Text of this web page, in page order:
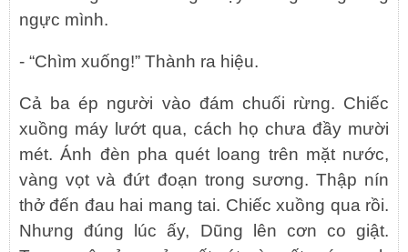
ngực mình.
- “Chìm xuống!” Thành ra hiệu.
Cả ba ép người vào đám chuối rừng. Chiếc
xuồng máy lướt qua, cách họ chưa đầy mười
mét. Ánh đèn pha quét loang trên mặt nước,
vàng vọt và đứt đoạn trong sương. Thập nín
thở đến đau hai mang tai. Chiếc xuồng qua rồi.
Nhưng đúng lúc ấy, Dũng lên cơn co giật.